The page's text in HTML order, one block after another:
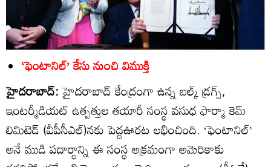
‘ఫెంటానిల్‌’ కేసు నుంచి విముక్తి
హైదరాబాద్‌:హైదరాబాద్‌ కేంద్రంగా ఉన్న బల్క్‌ డ్రగ్స్‌,
ఇంటర్మీడియట్‌ ఉత్పత్తుల తయారీ సంస్థ వసుధ ఫార్మా కెమ్‌
లిమిటెడ్‌ (వీపీసీఎల్‌)నకు పెద్దఊరట లభించింది. ‘ఫెంటానిల్‌’
అనే ముడి పదార్ధాన్ని ఈ సంస్థ అక్రమంగా అమెరికాకు